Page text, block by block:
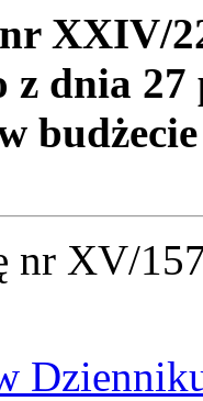
XXIV/
z dnia
nr XV/